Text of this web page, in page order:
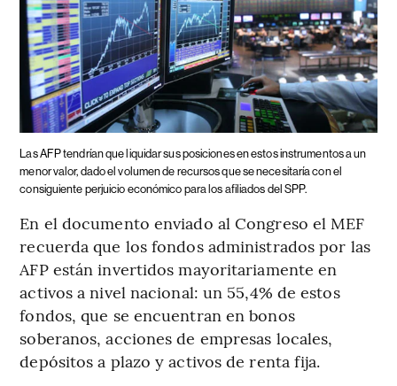
Las AFP tendrían que liquidar sus posiciones en estos instrumentos a un
menor valor, dado el volumen de recursos que se necesitaría con el
consiguiente perjuicio económico para los afiliados del SPP.
En el documento enviado al Congreso el MEF
recuerda que los fondos administrados por las
AFP están invertidos mayoritariamente en
activos a nivel nacional: un 55,4% de estos
fondos, que se encuentran en bonos
soberanos, acciones de empresas locales,
depósitos a plazo y activos de renta fija.